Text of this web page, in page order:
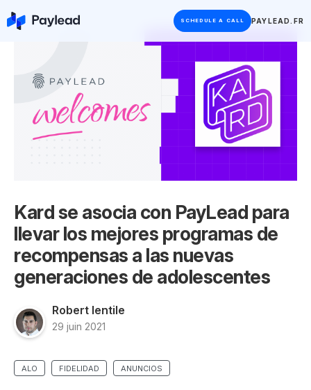
SCHEDULE A CALL PAYLEAD.FR
Kard se asocia con PayLead para
llevar los mejores programas de
recompensas a las nuevas
generaciones de adolescentes
Robert Ientile
29 juin 2021
ALO FIDELIDAD ANUNCIOS